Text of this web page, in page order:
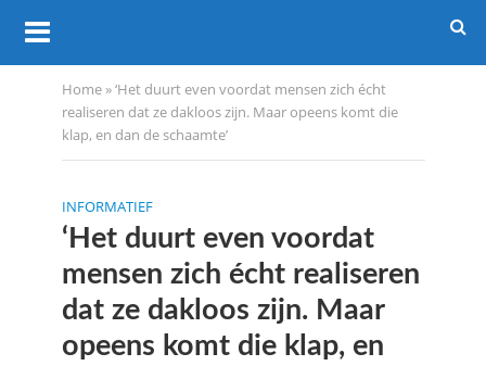
Home»‘Het duurt even voordat mensen zich écht
realiseren dat ze dakloos zijn. Maar opeens komt die
klap, en dan de schaamte’
INFORMATIEF
‘Het duurt even voordat
mensen zich écht realiseren
dat ze dakloos zijn. Maar
opeens komt die klap, en